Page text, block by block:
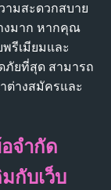
ามสะดวกสบาย
งมาก หากคุณ
รีเมียมและ
ภัยที่สุด สามารถ
ต่างสมัครและ
จำกัด
กับเว็บ